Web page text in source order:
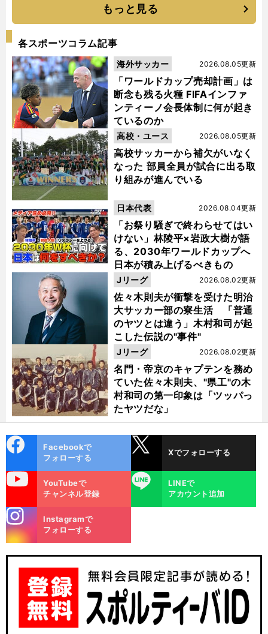
もっと見る
各スポーツコラム記事
「ワールドカップ売却計画」は
断念も残る火種 FIFAインファ
ンティーノ会長体制に何が起き
ているのか
2026.08.05更新
海外サッカー
高校サッカーから補欠がいなく
なった 部員全員が試合に出る取
り組みが進んでいる
2026.08.05更新
高校・ユース
「お祭り騒ぎで終わらせてはい
けない」林陵平×岩政大樹が語
る、2030年ワールドカップへ
日本が積み上げるべきもの
2026.08.04更新
日本代表
佐々木則夫が衝撃を受けた明治
大サッカー部の寮生活 「普通
のヤツとは違う」木村和司が起
こした伝説の"事件"
2026.08.02更新
Jリーグ
名門・帝京のキャプテンを務め
ていた佐々木則夫、"県工"の木
村和司の第一印象は「ツッパっ
たヤツだな」
2026.08.02更新
Jリーグ
ok
Facebookで
フォローする
Xでフォローする
YouTubeで
チャンネル登録
LINE
LINEで
アカウント追加
m
Instagramで
フォローする